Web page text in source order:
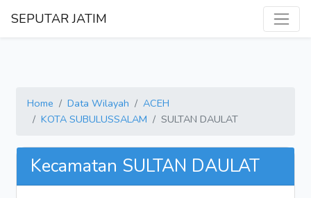
SEPUTAR JATIM
Home Data Wilayah
ACEH
KOTA SUBULUSSALAM
SULTAN DAULAT
Kecamatan SULTAN DAULAT